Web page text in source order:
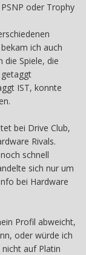
oder Trophy
ich auch
die Spiele, die
IST, konnte
bei Drive Club,
Rivals.
schnell
sich nur um
bei Hardware
Profil abweicht,
oder würde ich
auf Platin